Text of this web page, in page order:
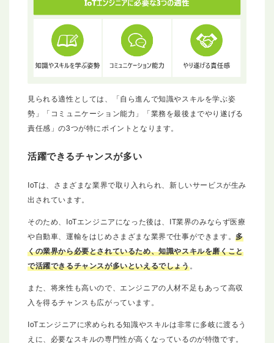
見られる適性としては、「自ら進んで知識やスキルを学ぶ姿
勢」「コミュニケーション能力」「業務を最後までやり遂げる
責任感」の3つが特にポイントとなります。
活躍できるチャンスが多い
IoTは、さまざまな業界で取り入れられ、新しいサービスが生み
出されています。
そのため、IoTエンジニアになった後は、IT業界のみならず医療
や自動車、運輸をはじめさまざまな業界で仕事ができます。多
くの業界から必要とされているため、知識やスキルを磨くこと
で活躍できるチャンスが多いといえるでしょう。
また、将来性も高いので、エンジニアの人材不足もあって高収
入を得るチャンスも広がっています。
IoTエンジニアに求められる知識やスキルは非常に多岐に渡るう
えに、必要なスキルの専門性が高くなっているのが特徴です。